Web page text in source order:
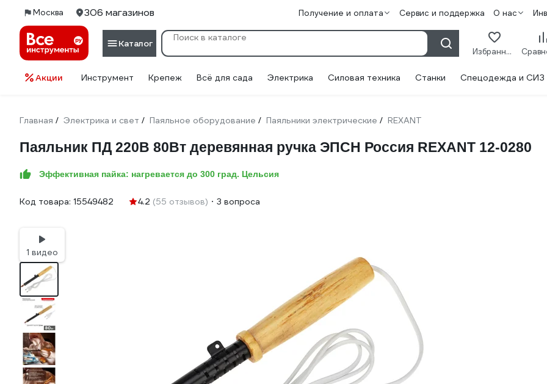
Москва 306 магазинов Получение и оплата Сервис и поддержка О нас
Каталог
Избранное
Акции Инструмент Крепеж Всё для сада Электрика Силовая техника Станки Спецодежда и СИЗ
Главная / Электрика и свет / Паяльное оборудование / Паяльники электрические / REXANT
Паяльник ПД 220В 80Вт деревянная ручка ЭПСН Россия REXANT 12-0280
Эффективная пайка: нагревается до 300 град. Цельсия
Код товара: 15549482 4.2 (55 отзывов) 3 вопроса
1 видео